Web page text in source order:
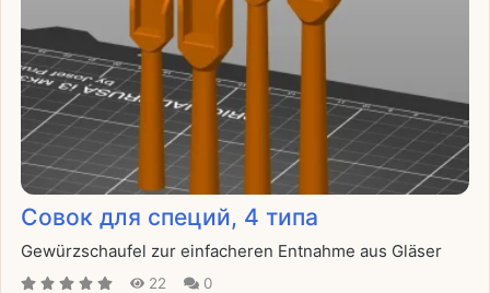
Совок для специй, 4 типа
Gewürzschaufel zur einfacheren Entnahme aus Gläser
22 0